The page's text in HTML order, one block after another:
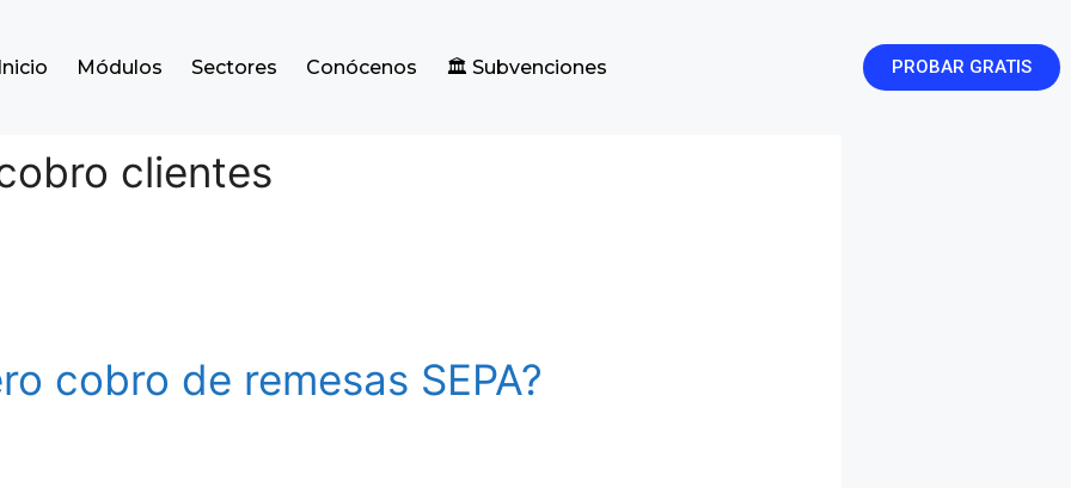
Inicio Módulos Sectores Conócenos 🏛️ Subvenciones PROBAR GRATIS
clientes
cobro de remesas SEPA?